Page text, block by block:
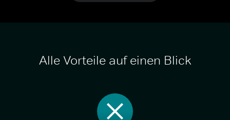
Alle Vorteile auf einen Blick